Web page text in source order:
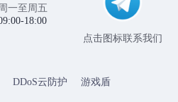
周一至周五
18:00
点击图标联系我们
DDoS云防护 游戏盾